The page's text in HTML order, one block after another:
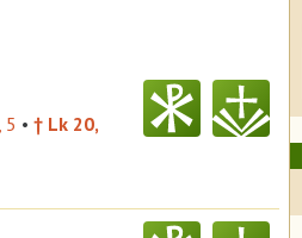
5 • † Lk 20,